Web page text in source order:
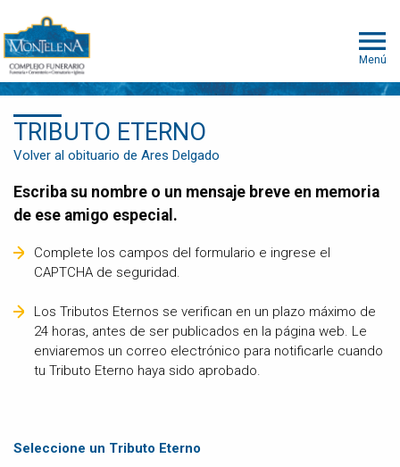
Menú
TRIBUTO ETERNO
Volver al obituario de Ares Delgado
Escriba su nombre o un mensaje breve en memoria
de ese amigo especial.
Complete los campos del formulario e ingrese el
CAPTCHA de seguridad.
Los Tributos Eternos se verifican en un plazo máximo de
24 horas, antes de ser publicados en la página web. Le
enviaremos un correo electrónico para notificarle cuando
tu Tributo Eterno haya sido aprobado.
Seleccione un Tributo Eterno